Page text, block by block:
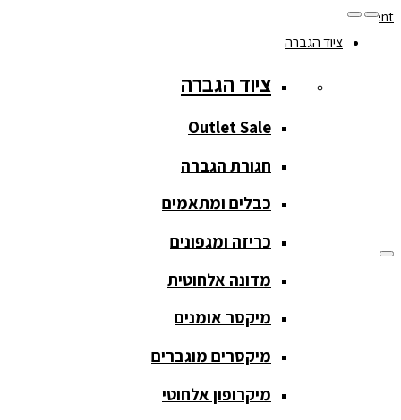
Skip to content
077-208-0290
מעקב הזמנות
ציוד הגברה
Outlet Sale
חגורת הגברה
ציוד הגברה
ציוד הגברה
Outlet Sale
חגורת הגברה
כבלים ומתאמים
כריזה ומגפונים
מדונה אלחוטית
מיקסר אומנים
מיקסרים מוגברים
מיקרופון אלחוטי